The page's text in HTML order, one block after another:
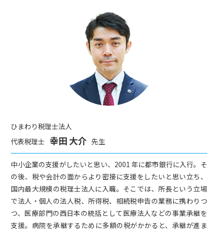
ひまわり税理士法人
代表税理士 幸田 大介 先生
中小企業の支援がしたいと思い、2001 年に都市銀行に入行。そ
の後、税や会計の面からより密接に支援をしたいと思い立ち、
国内最大規模の税理士法人に入職。そこでは、所長という立場
で法人・個人の法人税、所得税、相続税申告の業務に携わりつ
つ、医療部門の西日本の統括として医療法人などの事業承継を
支援。病院を承継するために多額の税がかかると、承継が進ま